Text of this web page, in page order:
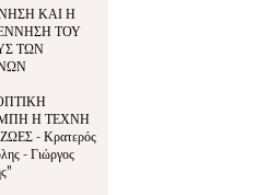
ΚΑΙ Η
ΤΟΥ
ΤΩΝ
Η ΤΕΧΝΗ
- Κρατερός
- Γιώργος